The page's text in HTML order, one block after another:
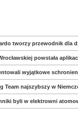
tworzy przewodnik dla
powstała
wyjątkowe
Team najszybszy w
byli w elektrowni